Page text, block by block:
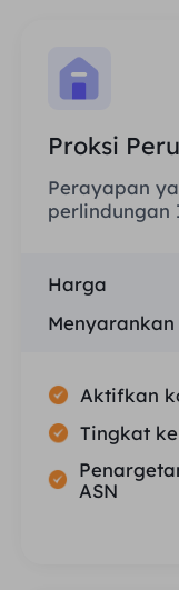
Proksi
Perayapan
perlindungan
Harga
Menyarankan
Aktifkan
Tingkat
ASN